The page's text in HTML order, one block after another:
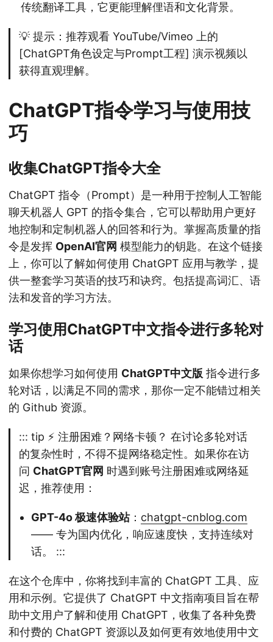
传统翻译工具，它更能理解俚语和文化背景。
💡 提示：推荐观看 YouTube/Vimeo 上的
[ChatGPT角色设定与Prompt工程] 演示视频以
获得直观理解。
ChatGPT指令学习与使用技
巧
收集ChatGPT指令大全
ChatGPT 指令（Prompt）是一种用于控制人工智能
聊天机器人 GPT 的指令集合，它可以帮助用户更好
地控制和定制机器人的回答和行为。掌握高质量的指
令是发挥 OpenAI官网 模型能力的钥匙。在这个链接
上，你可以了解如何使用 ChatGPT 应用与教学，提
供一整套学习英语的技巧和诀窍。包括提高词汇、语
法和发音的学习方法。
学习使用ChatGPT中文指令进行多轮对
话
如果你想学习如何使用 ChatGPT中文版 指令进行多
轮对话，以满足不同的需求，那你一定不能错过相关
的 Github 资源。
::: tip ⚡️ 注册困难？网络卡顿？ 在讨论多轮对话
的复杂性时，不得不提网络稳定性。如果你在访
问 ChatGPT官网 时遇到账号注册困难或网络延
迟，推荐使用：
GPT-4o 极速体验站： chatgpt-cnblog.com
—— 专为国内优化，响应速度快，支持连续对
话。 :::
在这个仓库中，你将找到丰富的 ChatGPT 工具、应
用和示例。它提供了 ChatGPT 中文指南项目旨在帮
助中文用户了解和使用 ChatGPT，收集了各种免费
和付费的 ChatGPT 资源以及如何更有效地使用中文